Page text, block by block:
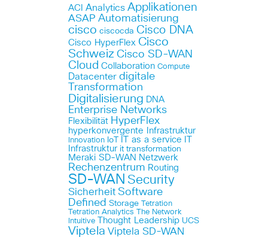
ACI Analytics Applikationen
ASAP Automatisierung
cisco ciscocda Cisco DNA
Cisco HyperFlex Cisco
Schweiz Cisco SD-WAN
Cloud Collaboration Compute
Datacenter digitale
Transformation
Digitalisierung DNA
Enterprise Networks
Flexibilität HyperFlex
hyperkonvergente Infrastruktur
Innovation IoT IT as a service
Infrastruktur it transformation
Meraki SD-WAN Netzwerk
Rechenzentrum Routing
SD-WAN Security
Sicherheit Software
Defined Storage Tetration
Tetration Analytics The Network
Intuitive
Thought Leadership UCS
Viptela Viptela SD-WAN